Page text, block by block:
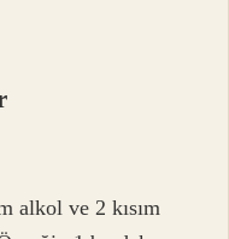
alkol ve 2 kısım